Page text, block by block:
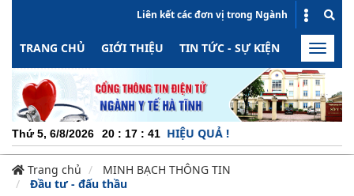
Liên kết các đơn vị trong Ngành
TRANG CHỦ GIỚI THIỆU TIN TỨC - SỰ KIỆN HOẠT
Toggle
Thứ 5, 6/8/2026 20 : 17 : 42
ĐỘNG - MINH BẠCH - HIỆU QUẢ !
Trang chủ
MINH BẠCH THÔNG TIN
Đầu tư - đấu thầu